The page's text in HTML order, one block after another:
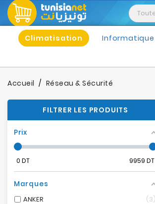
Climatisation Informatique
Accueil Réseau & Sécurité
FILTRER LES PRODUITS
Prix
0 DT 9959 DT
Marques
ANKER
3